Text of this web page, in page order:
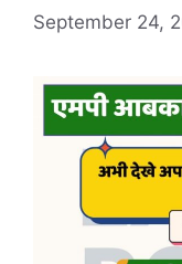
September 24,